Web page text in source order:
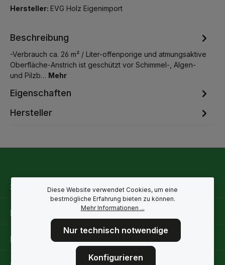
Hersteller: EVG Holz Eigenimport
Beschreibung
-Verbrauch ca. 26 m² / Liter-offenporige und atmungsaktive
Oberfläche-Anstrich ist geschützt vor Schimmel-, Algen-
und Pilzb… Mehr
Eigenschaften
Hersteller
Service-Hotline
Rechtliche Hinweise
Informationen
Diese Website verwendet Cookies, um eine
bestmögliche Erfahrung bieten zu können.
Mehr Informationen ...
Nur technisch notwendige
Konfigurieren